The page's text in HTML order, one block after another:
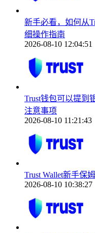
新手必看，如何从
细操作指南
2026-08-10 12:04:51
Trust钱包可以提到
注意事项
2026-08-10 11:21:43
Trust Wallet新手保
2026-08-10 10:38:27